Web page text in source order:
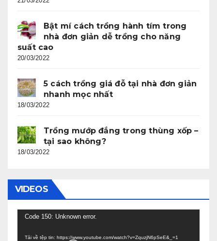
Bật mí cách trồng hành tím trong
nhà đơn giản dễ trồng cho năng
suất cao
20/03/2022
5 cách trồng giá đỗ tại nhà đơn giản
nhanh mọc nhất
18/03/2022
Trồng mướp đắng trong thùng xốp –
tại sao không?
18/03/2022
VIDEOS
Trình
Code 150: Unknown error.
Tải về tệp tin: https://www.youtube.com/watch?v=ZquzjN6pSeE&_=1